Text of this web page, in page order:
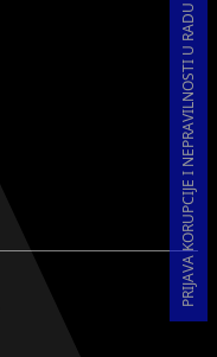
PRIJAVA KORUPCIJE I NEPRAVILNOSTI U RADU